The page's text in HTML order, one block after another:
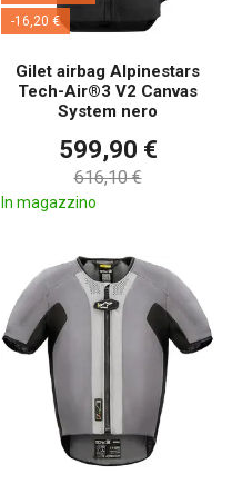
-16,20 €
Gilet airbag Alpinestars
Tech-Air®3 V2 Canvas
System nero
599,90 €
616,10 €
In magazzino